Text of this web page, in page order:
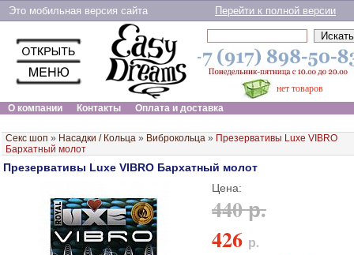
Это мобильная версия сайта Перейти к полной версии
нет товаров
О компании
Контакты Оплата и доставка
Секс шоп » Насадки / Кольца » Виброкольца » Презервативы Luxe VIBRO
Бархатный молот
Презервативы Luxe VIBRO Бархатный молот
Цена:
440 р.
426 р.